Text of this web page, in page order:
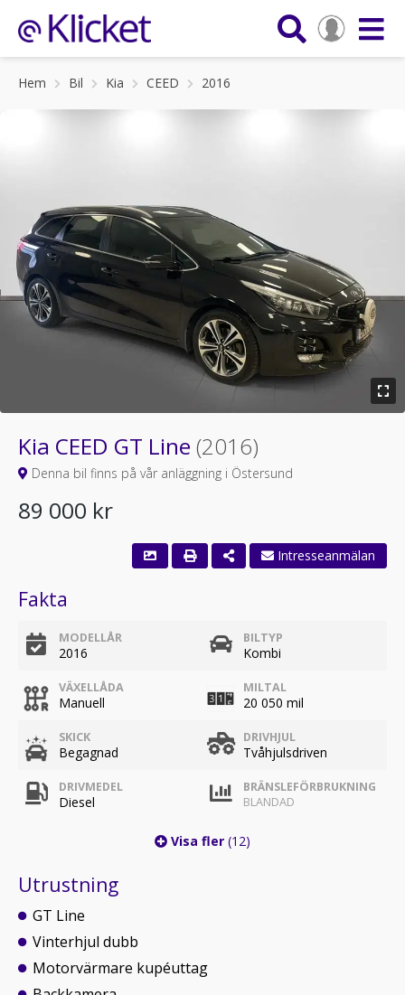
Hem Bil Kia CEED 2016
Kia CEED GT Line (2016)
Denna bil finns på vår anläggning i Östersund
89 000 kr
Intresseanmälan
Fakta
MODELLÅR
2016
BILTYP
Kombi
VÄXELLÅDA
Manuell
MILTAL
20 050 mil
SKICK
Begagnad
DRIVHJUL
Tvåhjulsdriven
DRIVMEDEL
Diesel
BRÄNSLEFÖRBRUKNING
BLANDAD
Visa fler (12)
Utrustning
GT Line
Vinterhjul dubb
Motorvärmare kupéuttag